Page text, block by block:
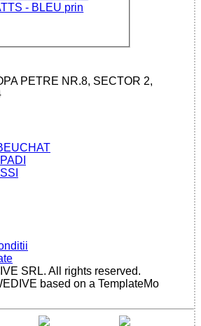
PETRE NR.8, SECTOR 2,
SRL. All rights reserved.
based on a TemplateMo